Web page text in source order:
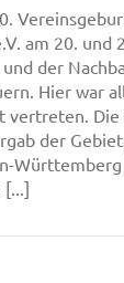
am 20. und
der
Hier war
vertreten.
der
[...]